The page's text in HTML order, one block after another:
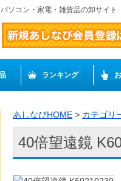
ソコン・家電・雑貨品の卸サイ
ランキング
あしなびHOME > カテゴリ
40倍望遠鏡